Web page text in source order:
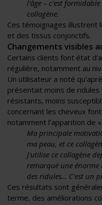
l'âge – c'est
collagène.
Ces témoignages illustrent
et des tissus conjonctifs.
Changements visibles
Certains clients font état
régulière, notamment au
Un utilisateur a noté
présentait moins de ridules
résistants, moins
concernant les cheveux
notamment l’apparition de
Ma principale
ma peau, et ce
J'utilise ce collagène
remarqué une
des ridules… C'est un
Ces résultats sont
terme, des améliorations